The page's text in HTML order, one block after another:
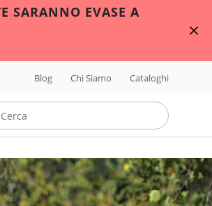
SARANNO EVASE A
Blog Chi Siamo Cataloghi